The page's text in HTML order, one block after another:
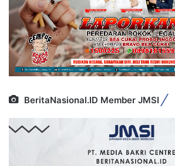
BeritaNasional.ID Member JMSI